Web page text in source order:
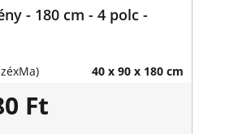
- 180 cm - 4 polc -
40 x 90 x 180 cm
Ft